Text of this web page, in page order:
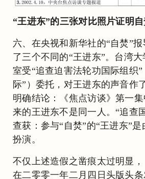
“王进东”的三张对比照片证明
六、在央视和新华社的“自焚”
了三个不同的“王进东”。台湾
室受“追查迫害法轮功国际组织”
际”）委托，对王进东的声音作
明确结论：《焦点访谈》第一
来的王进东不是同一人。“追查
查获：参与“自焚”的“王进东”是
扮演。
不仅上述造假之凿痕太过明显，
在二零零一年二月四日头版头